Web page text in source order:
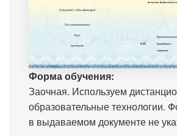
Форма обучения:
Заочная. Используем
образовательные технологии.
в выдаваемом документе не